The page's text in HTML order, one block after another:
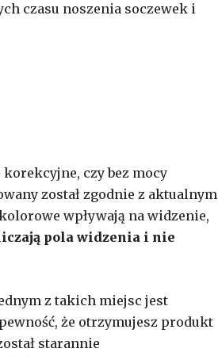
czasu noszenia soczewek i
czy bez mocy
został zgodnie z aktualnym
wpływają na widzenie,
pola widzenia i nie
z takich miejsc jest
że otrzymujesz produkt
starannie